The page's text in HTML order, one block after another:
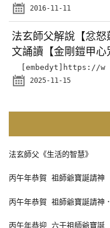
2016-11-11
法玄師父解說【忿
文誦讀【金剛鎧甲心
[embedyt]https://w
2025-11-15
法玄師父《生活的智慧》
丙午年恭賀 祖師爺寶誕請神
丙午年恭賀 祖師爺寶誕請神
丙午年恭迎 六壬祖師爺寶誕